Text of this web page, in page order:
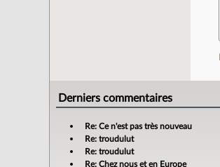
Derniers commentaires
Re: Ce n'est pas très nouveau
Re: troudulut
Re: troudulut
Re: Chez nous et en Europe